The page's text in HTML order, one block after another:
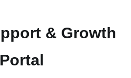
& Growth
Portal